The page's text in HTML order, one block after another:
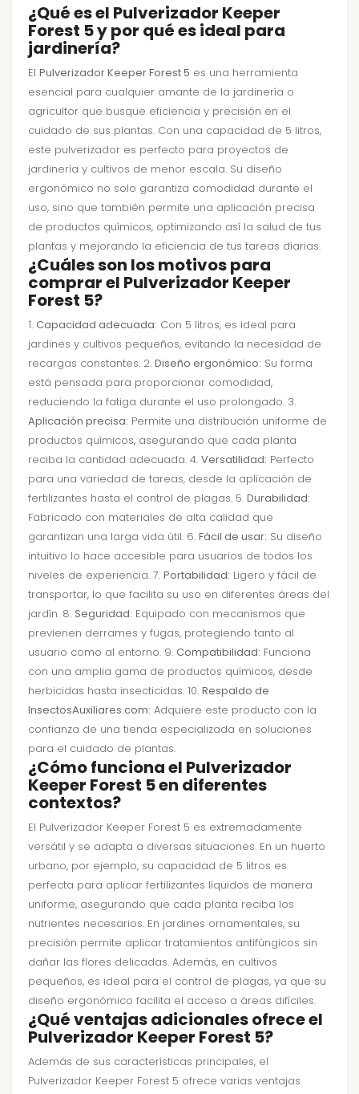
¿Qué es el Pulverizador Keeper
Forest 5 y por qué es ideal para
jardinería?
El Pulverizador Keeper Forest 5 es una herramienta
esencial para cualquier amante de la jardinería o
agricultor que busque eficiencia y precisión en el
cuidado de sus plantas. Con una capacidad de 5 litros,
este pulverizador es perfecto para proyectos de
jardinería y cultivos de menor escala. Su diseño
ergonómico no solo garantiza comodidad durante el
uso, sino que también permite una aplicación precisa
de productos químicos, optimizando así la salud de tus
plantas y mejorando la eficiencia de tus tareas diarias.
¿Cuáles son los motivos para
comprar el Pulverizador Keeper
Forest 5?
1. Capacidad adecuada: Con 5 litros, es ideal para
jardines y cultivos pequeños, evitando la necesidad de
recargas constantes. 2. Diseño ergonómico: Su forma
está pensada para proporcionar comodidad,
reduciendo la fatiga durante el uso prolongado. 3.
Aplicación precisa: Permite una distribución uniforme de
productos químicos, asegurando que cada planta
reciba la cantidad adecuada. 4. Versatilidad: Perfecto
para una variedad de tareas, desde la aplicación de
fertilizantes hasta el control de plagas. 5. Durabilidad:
Fabricado con materiales de alta calidad que
garantizan una larga vida útil. 6. Fácil de usar: Su diseño
intuitivo lo hace accesible para usuarios de todos los
niveles de experiencia. 7. Portabilidad: Ligero y fácil de
transportar, lo que facilita su uso en diferentes áreas del
jardín. 8. Seguridad: Equipado con mecanismos que
previenen derrames y fugas, protegiendo tanto al
usuario como al entorno. 9. Compatibilidad: Funciona
con una amplia gama de productos químicos, desde
herbicidas hasta insecticidas. 10. Respaldo de
InsectosAuxiliares.com: Adquiere este producto con la
confianza de una tienda especializada en soluciones
para el cuidado de plantas.
¿Cómo funciona el Pulverizador
Keeper Forest 5 en diferentes
contextos?
El Pulverizador Keeper Forest 5 es extremadamente
versátil y se adapta a diversas situaciones. En un huerto
urbano, por ejemplo, su capacidad de 5 litros es
perfecta para aplicar fertilizantes líquidos de manera
uniforme, asegurando que cada planta reciba los
nutrientes necesarios. En jardines ornamentales, su
precisión permite aplicar tratamientos antifúngicos sin
dañar las flores delicadas. Además, en cultivos
pequeños, es ideal para el control de plagas, ya que su
diseño ergonómico facilita el acceso a áreas difíciles.
¿Qué ventajas adicionales ofrece el
Pulverizador Keeper Forest 5?
Además de sus características principales, el
Pulverizador Keeper Forest 5 ofrece varias ventajas